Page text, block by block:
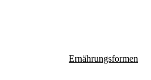
Ernährungsformen